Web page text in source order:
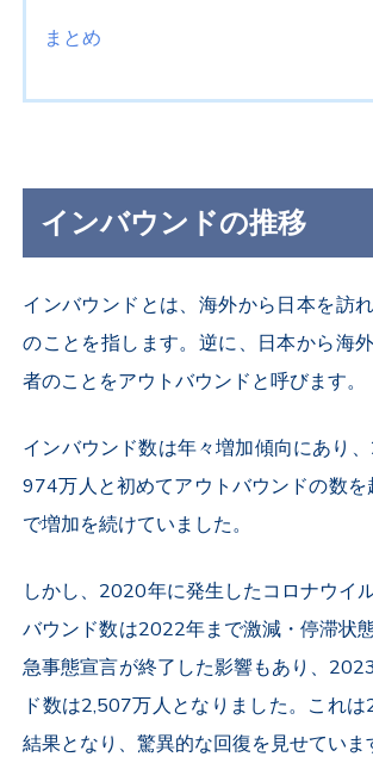
まとめ
インバウンドの推移
インバウンドとは、海外から日本を訪
のことを指します。逆に、日本から海
者のことをアウトバウンドと呼びます。
インバウンド数は年々増加傾向にあり
974万人と初めてアウトバウンドの数
で増加を続けていました。
しかし、2020年に発生したコロナウイ
バウンド数は2022年まで激減・停滞状
急事態宣言が終了した影響もあり、
ド数は2,507万人となりました。これ
結果となり、驚異的な回復を見せていま